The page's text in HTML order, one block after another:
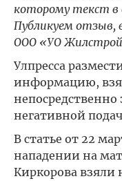
которому текст в
Публикуем отзыв,
ООО «УО
Улпресса
информацию,
непосредственно
негативной
В статье от 22
нападении на
Киркорова взяли